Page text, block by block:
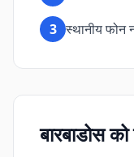
3 स्थानीय फोन
बारबाडोस